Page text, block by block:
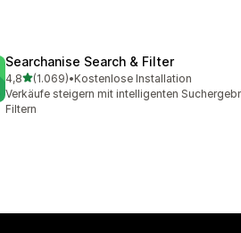
Searchanise Search & Filter
4,8von 5 Sternen
(1.069)
1069 Rezensionen insgesamt
•Kostenlose Installation
Verkäufe steigern mit intelligenten
Filtern